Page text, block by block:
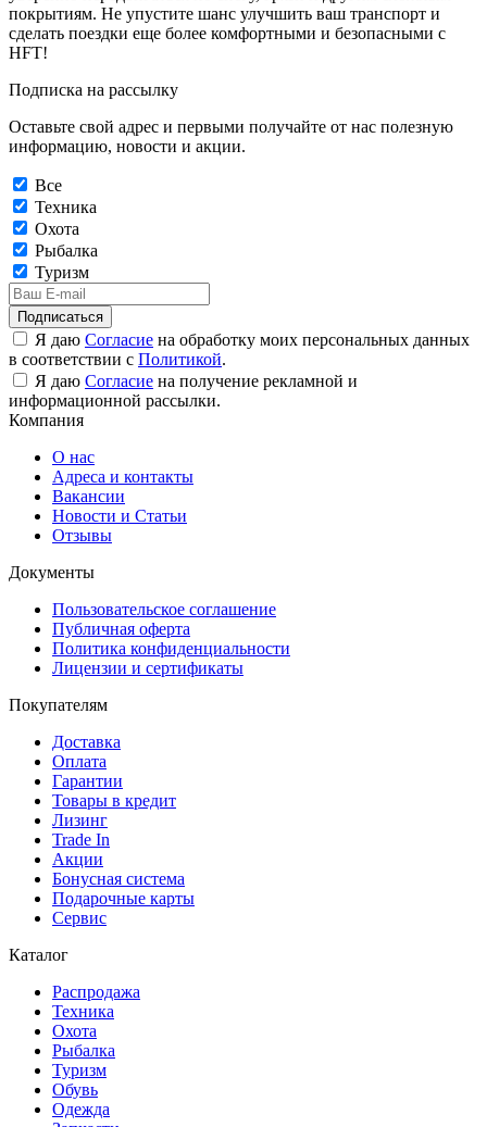
покрытиям. Не упустите шанс улучшить ваш транспорт и
сделать поездки еще более комфортными и безопасными с
HFT!
Подписка на рассылку
Оставьте свой адрес и первыми получайте от нас полезную
информацию, новости и акции.
Все
Техника
Охота
Рыбалка
Туризм
Подписаться
Я даю Согласие на обработку моих персональных данных
в соответствии с Политикой.
Я даю Согласие на получение рекламной и
информационной рассылки.
Компания
О нас
Адреса и контакты
Вакансии
Новости и Статьи
Отзывы
Документы
Пользовательское соглашение
Публичная оферта
Политика конфиденциальности
Лицензии и сертификаты
Покупателям
Доставка
Оплата
Гарантии
Товары в кредит
Лизинг
Trade In
Акции
Бонусная система
Подарочные карты
Сервис
Каталог
Распродажа
Техника
Охота
Рыбалка
Туризм
Обувь
Одежда